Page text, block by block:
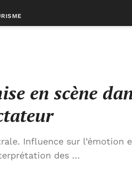
l’expérience du spectateur
en scène
Influence sur l’émotion
des …